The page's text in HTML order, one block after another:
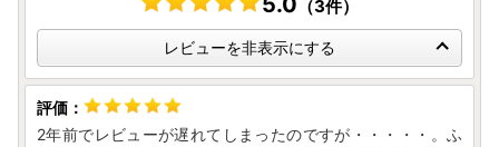
（3件）
レビューを非表示にする
2年前でレビューが遅れてしまったのですが・・・・・。ふ